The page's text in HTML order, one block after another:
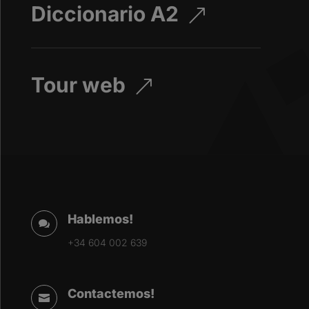
Diccionario A2 &
Tour web &
 Hablemos!
+34 604 002 639
 Contactemos!